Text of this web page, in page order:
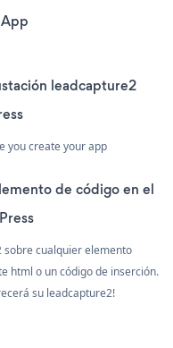
leadcapture2
you create your app
de código en el
sobre cualquier elemento
html o un código de inserción.
su leadcapture2!